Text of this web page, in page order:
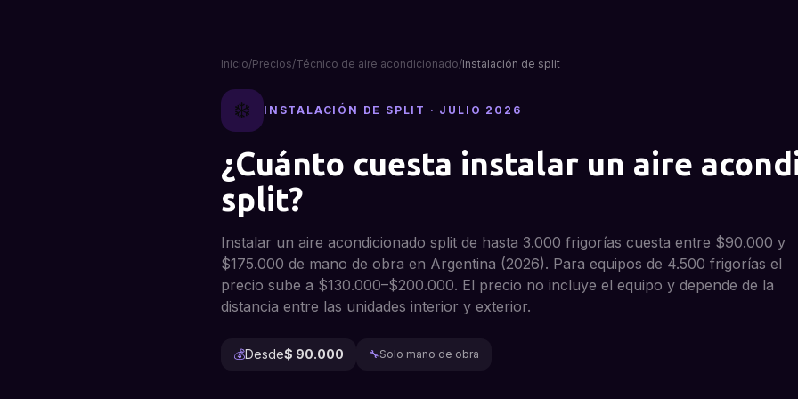
Inicio/Precios/Técnico de aire acondicionado/Instalación de split
❄️ INSTALACIÓN DE SPLIT · JULIO 2026
¿Cuánto cuesta instalar un aire
split?
Instalar un aire acondicionado split de hasta 3.000 frigorías cuesta entre $90.000 y
$175.000 de mano de obra en Argentina (2026). Para equipos de 4.500 frigorías el
precio sube a $130.000–$200.000. El precio no incluye el equipo y depende de la
distancia entre las unidades interior y exterior.
💰Desde$ 90.000 🔧Solo mano de obra